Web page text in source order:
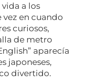
a los
vez en cuando
curiosos,
de metro
aparecía
japoneses,
divertido.